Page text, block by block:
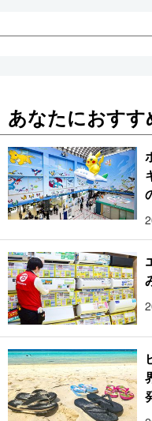
あなたにおすす